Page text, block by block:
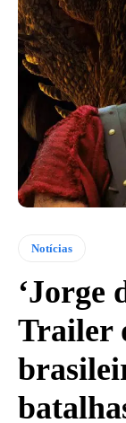
Notícias
‘Jorge
Trailer